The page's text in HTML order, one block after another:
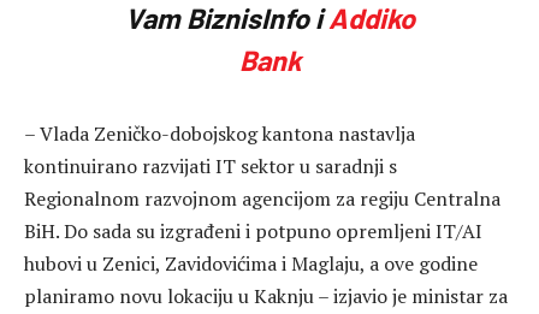
Vam BiznisInfo iAddiko
Bank
– Vlada Zeničko-dobojskog kantona nastavlja
kontinuirano razvijati IT sektor u saradnji s
Regionalnom razvojnom agencijom za regiju Centralna
BiH. Do sada su izgrađeni i potpuno opremljeni IT/AI
hubovi u Zenici, Zavidovićima i Maglaju, a ove godine
planiramo novu lokaciju u Kaknju – izjavio je ministar za